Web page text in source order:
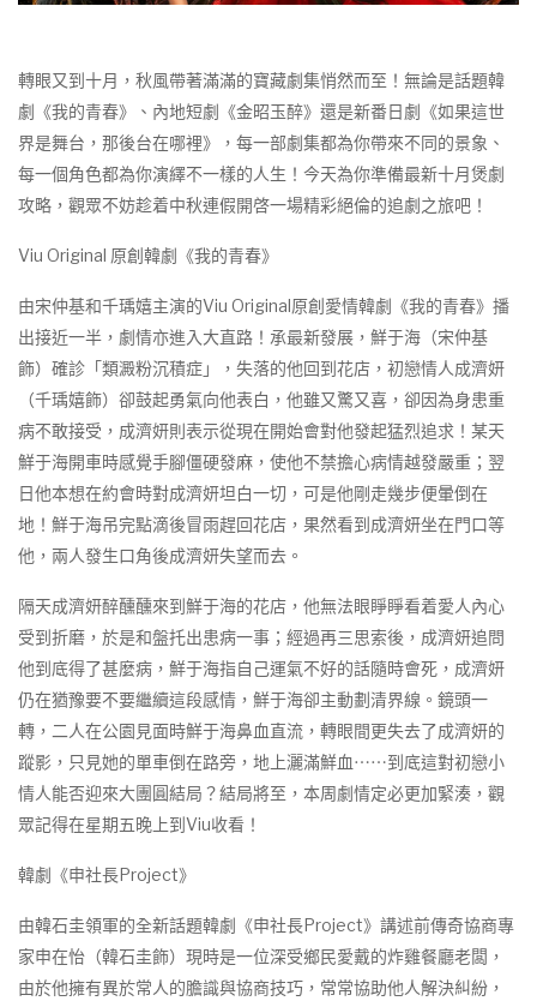
轉眼又到十月，秋風帶著滿滿的寶藏劇集悄然而至！無論是話題韓
劇《我的青春》、內地短劇《金昭玉醉》還是新番日劇《如果這世
界是舞台，那後台在哪裡》，每一部劇集都為你帶來不同的景象、
每一個角色都為你演繹不一樣的人生！今天為你準備最新十月煲劇
攻略，觀眾不妨趁着中秋連假開啓一場精彩絕倫的追劇之旅吧！
Viu Original 原創韓劇《我的青春》
由宋仲基和千瑀嬉主演的Viu Original原創愛情韓劇《我的青春》播
出接近一半，劇情亦進入大直路！承最新發展，鮮于海（宋仲基
飾）確診「類澱粉沉積症」，失落的他回到花店，初戀情人成濟妍
（千瑀嬉飾）卻鼓起勇氣向他表白，他雖又驚又喜，卻因為身患重
病不敢接受，成濟妍則表示從現在開始會對他發起猛烈追求！某天
鮮于海開車時感覺手腳僵硬發麻，使他不禁擔心病情越發嚴重；翌
日他本想在約會時對成濟妍坦白一切，可是他剛走幾步便暈倒在
地！鮮于海吊完點滴後冒雨趕回花店，果然看到成濟妍坐在門口等
他，兩人發生口角後成濟妍失望而去。
隔天成濟妍醉醺醺來到鮮于海的花店，他無法眼睜睜看着愛人內心
受到折磨，於是和盤托出患病一事；經過再三思索後，成濟妍追問
他到底得了甚麼病，鮮于海指自己運氣不好的話隨時會死，成濟妍
仍在猶豫要不要繼續這段感情，鮮于海卻主動劃清界線。鏡頭一
轉，二人在公園見面時鮮于海鼻血直流，轉眼間更失去了成濟妍的
蹤影，只見她的單車倒在路旁，地上灑滿鮮血⋯⋯到底這對初戀小
情人能否迎來大團圓結局？結局將至，本周劇情定必更加緊湊，觀
眾記得在星期五晚上到Viu收看！
韓劇《申社長Project》
由韓石圭領軍的全新話題韓劇《申社長Project》講述前傳奇協商專
家申在怡（韓石圭飾）現時是一位深受鄉民愛戴的炸雞餐廳老闆，
由於他擁有異於常人的膽識與協商技巧，常常協助他人解決糾紛，